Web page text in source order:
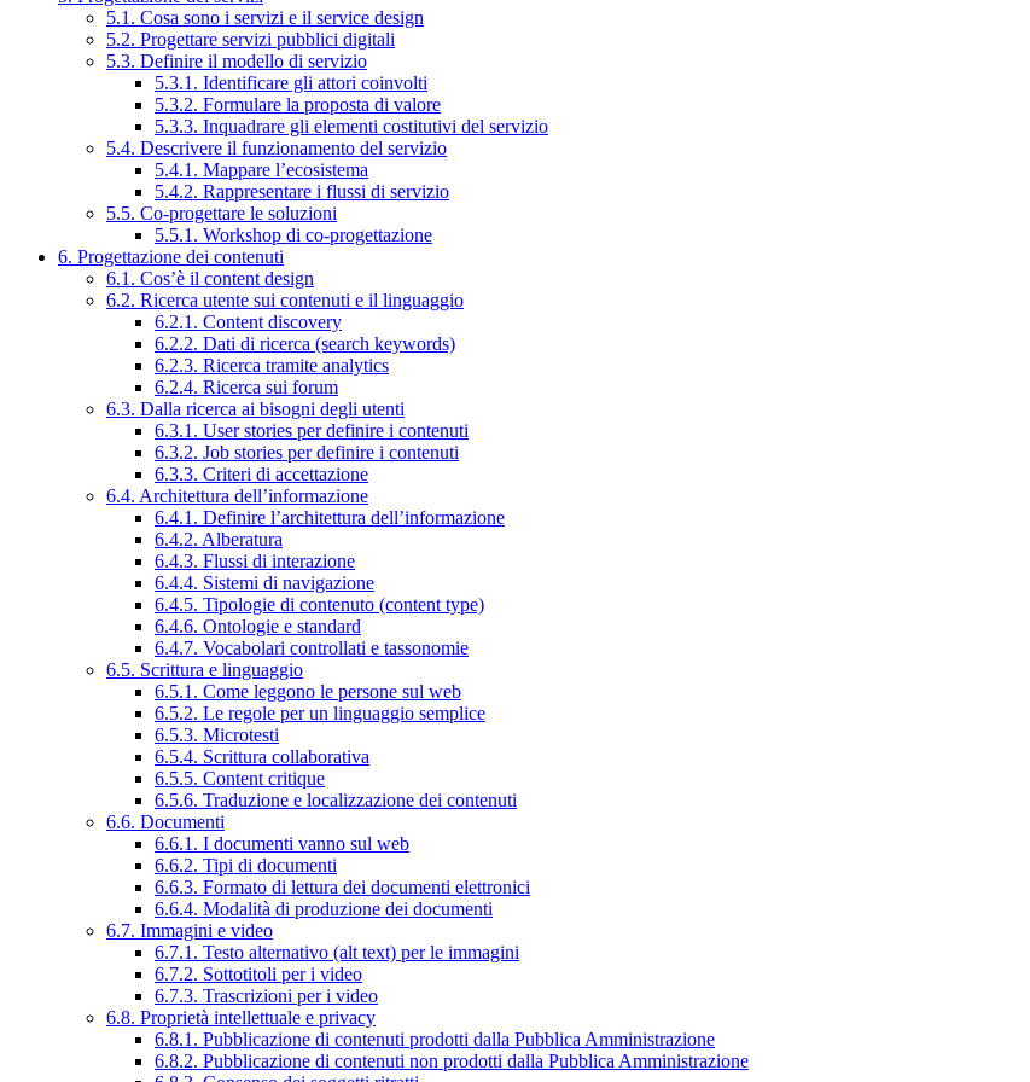
5.1. Cosa sono i servizi e il service design
5.2. Progettare servizi pubblici digitali
5.3. Definire il modello di servizio
5.3.1. Identificare gli attori coinvolti
5.3.2. Formulare la proposta di valore
5.3.3. Inquadrare gli elementi costitutivi del servizio
5.4. Descrivere il funzionamento del servizio
5.4.1. Mappare l’ecosistema
5.4.2. Rappresentare i flussi di servizio
5.5. Co-progettare le soluzioni
5.5.1. Workshop di co-progettazione
6. Progettazione dei contenuti
6.1. Cos’è il content design
6.2. Ricerca utente sui contenuti e il linguaggio
6.2.1. Content discovery
6.2.2. Dati di ricerca (search keywords)
6.2.3. Ricerca tramite analytics
6.2.4. Ricerca sui forum
6.3. Dalla ricerca ai bisogni degli utenti
6.3.1. User stories per definire i contenuti
6.3.2. Job stories per definire i contenuti
6.3.3. Criteri di accettazione
6.4. Architettura dell’informazione
6.4.1. Definire l’architettura dell’informazione
6.4.2. Alberatura
6.4.3. Flussi di interazione
6.4.4. Sistemi di navigazione
6.4.5. Tipologie di contenuto (content type)
6.4.6. Ontologie e standard
6.4.7. Vocabolari controllati e tassonomie
6.5. Scrittura e linguaggio
6.5.1. Come leggono le persone sul web
6.5.2. Le regole per un linguaggio semplice
6.5.3. Microtesti
6.5.4. Scrittura collaborativa
6.5.5. Content critique
6.5.6. Traduzione e localizzazione dei contenuti
6.6. Documenti
6.6.1. I documenti vanno sul web
6.6.2. Tipi di documenti
6.6.3. Formato di lettura dei documenti elettronici
6.6.4. Modalità di produzione dei documenti
6.7. Immagini e video
6.7.1. Testo alternativo (alt text) per le immagini
6.7.2. Sottotitoli per i video
6.7.3. Trascrizioni per i video
6.8. Proprietà intellettuale e privacy
6.8.1. Pubblicazione di contenuti prodotti dalla Pubblica Amministrazione
6.8.2. Pubblicazione di contenuti non prodotti dalla Pubblica Amministrazione